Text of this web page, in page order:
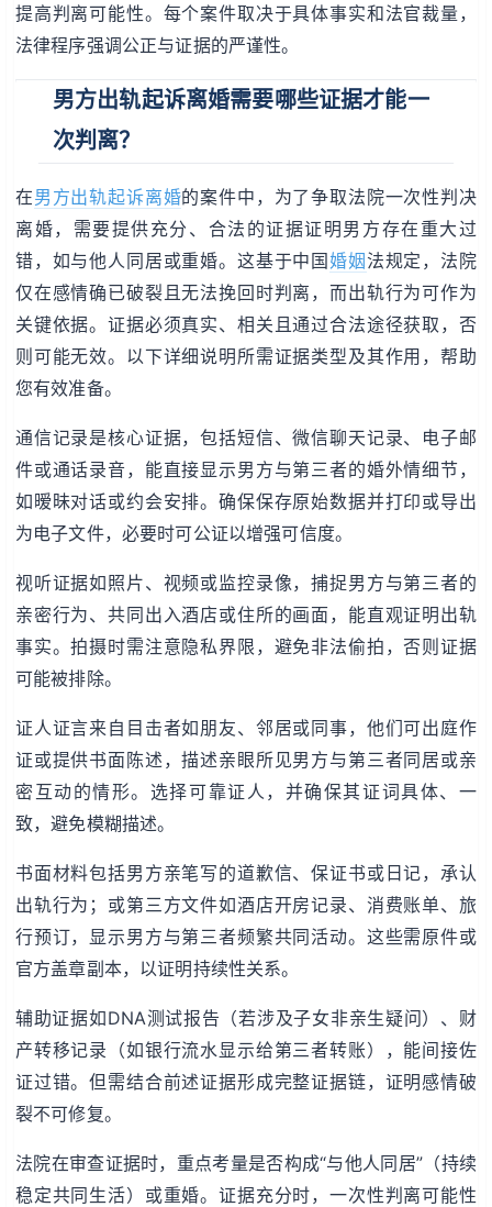
提高判离可能性。每个案件取决于具体事实和法官裁量，
法律程序强调公正与证据的严谨性。
男方出轨起诉离婚需要哪些证据才能一
次判离？
在男方出轨起诉离婚的案件中，为了争取法院一次性判决
离婚，需要提供充分、合法的证据证明男方存在重大过
错，如与他人同居或重婚。这基于中国婚姻法规定，法院
仅在感情确已破裂且无法挽回时判离，而出轨行为可作为
关键依据。证据必须真实、相关且通过合法途径获取，否
则可能无效。以下详细说明所需证据类型及其作用，帮助
您有效准备。
通信记录是核心证据，包括短信、微信聊天记录、电子邮
件或通话录音，能直接显示男方与第三者的婚外情细节，
如暧昧对话或约会安排。确保保存原始数据并打印或导出
为电子文件，必要时可公证以增强可信度。
视听证据如照片、视频或监控录像，捕捉男方与第三者的
亲密行为、共同出入酒店或住所的画面，能直观证明出轨
事实。拍摄时需注意隐私界限，避免非法偷拍，否则证据
可能被排除。
证人证言来自目击者如朋友、邻居或同事，他们可出庭作
证或提供书面陈述，描述亲眼所见男方与第三者同居或亲
密互动的情形。选择可靠证人，并确保其证词具体、一
致，避免模糊描述。
书面材料包括男方亲笔写的道歉信、保证书或日记，承认
出轨行为；或第三方文件如酒店开房记录、消费账单、旅
行预订，显示男方与第三者频繁共同活动。这些需原件或
官方盖章副本，以证明持续性关系。
辅助证据如DNA测试报告（若涉及子女非亲生疑问）、财
产转移记录（如银行流水显示给第三者转账），能间接佐
证过错。但需结合前述证据形成完整证据链，证明感情破
裂不可修复。
法院在审查证据时，重点考量是否构成“与他人同居”（持续
稳定共同生活）或重婚。证据充分时，一次性判离可能性